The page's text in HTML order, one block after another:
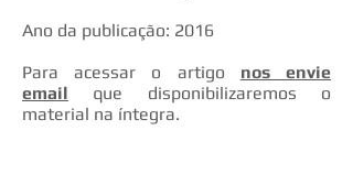
Ano da publicação: 2016
Para acessar o artigo nos envie
email que disponibilizaremos o
material na íntegra.